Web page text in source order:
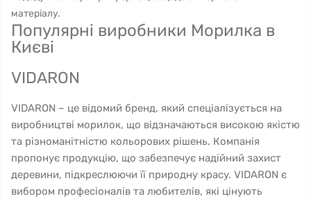
матеріалу.
Популярні виробники Морилка в
Києві
VIDARON
VIDARON – це відомий бренд, який спеціалізується на
виробництві морилок, що відзначаються високою якістю
та різноманітністю кольорових рішень. Компанія
пропонує продукцію, що забезпечує надійний захист
деревини, підкреслюючи її природну красу. VIDARON є
вибором професіоналів та любителів, які цінують